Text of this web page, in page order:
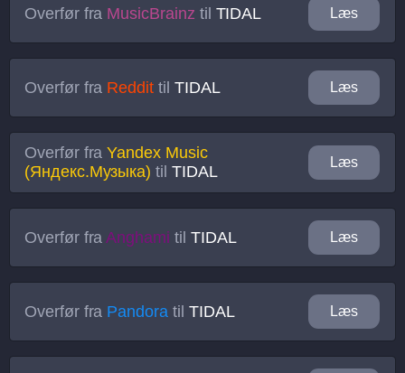
Overfør fra MusicBrainz til TIDAL Læs
Overfør fra Reddit til TIDAL Læs
Overfør fraYandex Music
(Яндекс.Музыка) til TIDAL
Læs
Overfør fra Anghami til TIDAL Læs
Overfør fra Pandora til TIDAL Læs